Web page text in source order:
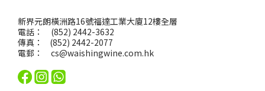
新界元朗橫洲路16號福達工業大廈12樓全層
電話： (852) 2442-3632
傳真： (852) 2442-2077
電郵： cs@waishingwine.com.hk